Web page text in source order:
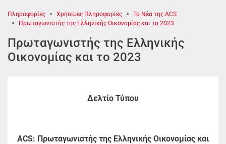
Πληροφορίες Χρήσιμες Πληροφορίες
Τα Νέα της ACS
Πρωταγωνιστής της Ελληνικής Οικονομίας και το 2023
Πρωταγωνιστής της Ελληνικής
Οικονομίας και το 2023
Δελτίο Τύπου
ACS: Πρωταγωνιστής της Ελληνικής Οικονομίας και